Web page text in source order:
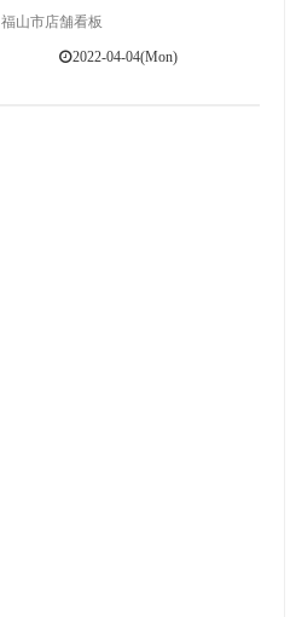
福山市店舗看板
2022-04-04(Mon)